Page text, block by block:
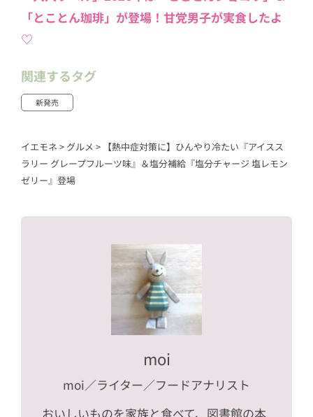
「とことん珈琲」が登場！甘党男子が実食したよ
♡
関連するタグ
新発売
イエモネ > グルメ > 【熱中症対策に】ひんやり冷たい『アイスス
ラリー グレープフルーツ味』＆塩分補給『塩分チャージ 塩レモン
ゼリー』登場
moi
moi／ライター／フードアナリスト
おいしいものを家族と食べて、図書館の本